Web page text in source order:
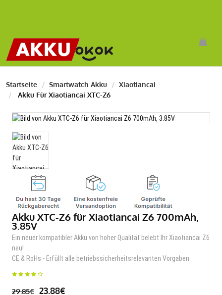
Startseite Smartwatch Akku
Xiaotiancai
Akku Für Xiaotiancai XTC-Z6
Akku XTC-Z6 für Xiaotiancai Z6 700mAh,
3.85V
Ein neuer kompatibler Akku von hoher Qualität belebt Ihr Xiaotiancai Z6
neu!
CE & RoHs - Erfüllt alle betriebssicherheitsrelevanten Vorgaben
29.85€ 23.88€